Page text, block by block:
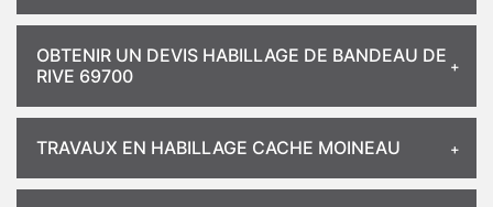
OBTENIR UN DEVIS HABILLAGE DE BANDEAU DE
RIVE 69700
TRAVAUX EN HABILLAGE CACHE MOINEAU